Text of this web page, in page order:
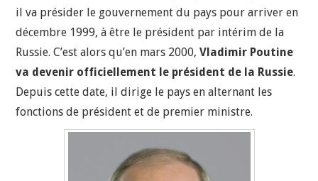
il va présider le gouvernement du pays pour arriver en
décembre 1999, à être le président par intérim de la
Russie. C’est alors qu’en mars 2000,Vladimir Poutine
va devenir officiellement le président de la Russie.
Depuis cette date, il dirige le pays en alternant les
fonctions de président et de premier ministre.